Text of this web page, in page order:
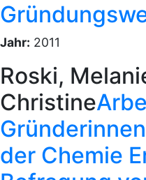
Jahr: 2011
Roski,
Christine
der Chemie